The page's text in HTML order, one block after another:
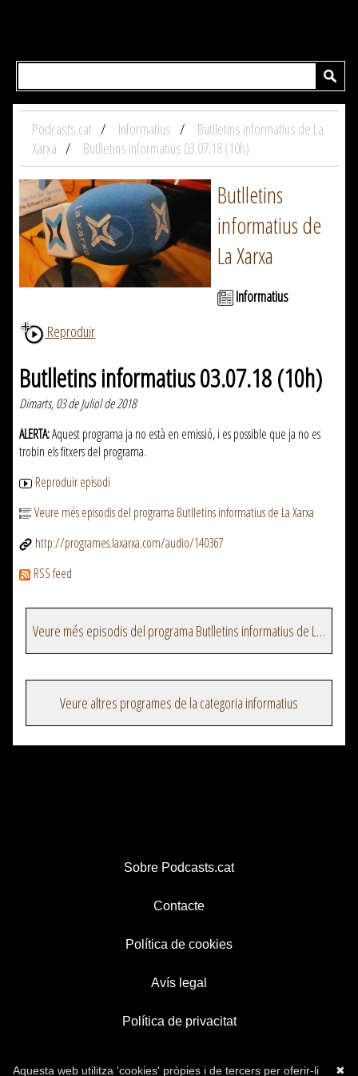
Podcasts.cat Informatius
Butlletins informatius de La
Xarxa
Butlletins informatius 03.07.18 (10h)
Butlletins
informatius de
La Xarxa
Informatius
Reproduir
Butlletins informatius 03.07.18 (10h)
Dimarts, 03 de Juliol de 2018
ALERTA:Aquest programa ja no està en emissió, i es possible que ja no es
trobin els fitxers del programa.
Reproduir episodi
Veure més episodis del programa Butlletins informatius de La Xarxa
http://programes.laxarxa.com/audio/140367
RSS feed
Veure més episodis del programa Butlletins informatius de La Xarxa
Veure altres programes de la categoria informatius
Sobre Podcasts.cat
Contacte
Política de cookies
Avís legal
Política de privacitat
✖
Aquesta web utilitza 'cookies' pròpies i de tercers per oferir-li